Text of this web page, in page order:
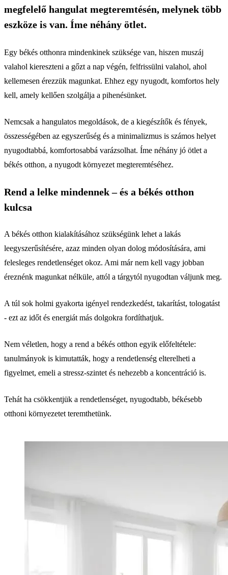
megfelelő hangulat megteremtésén, melynek több
eszköze is van. Íme néhány ötlet.
Egy békés otthonra mindenkinek szüksége van, hiszen muszáj
valahol kiereszteni a gőzt a nap végén, felfrissülni valahol, ahol
kellemesen érezzük magunkat. Ehhez egy nyugodt, komfortos hely
kell, amely kellően szolgálja a pihenésünket.
Nemcsak a hangulatos megoldások, de a kiegészítők és fények,
összességében az egyszerűség és a minimalizmus is számos helyet
nyugodtabbá, komfortosabbá varázsolhat. Íme néhány jó ötlet a
békés otthon, a nyugodt környezet megteremtéséhez.
Rend a lelke mindennek – és a békés otthon
kulcsa
A békés otthon kialakításához szükségünk lehet a lakás
leegyszerűsítésére, azaz minden olyan dolog módosítására, ami
felesleges rendetlenséget okoz. Ami már nem kell vagy jobban
éreznénk magunkat nélküle, attól a tárgytól nyugodtan váljunk meg.
A túl sok holmi gyakorta igényel rendezkedést, takarítást, tologatást
- ezt az időt és energiát más dolgokra fordíthatjuk.
Nem véletlen, hogy a rend a békés otthon egyik előfeltétele:
tanulmányok is kimutatták, hogy a rendetlenség elterelheti a
figyelmet, emeli a stressz-szintet és nehezebb a koncentráció is.
Tehát ha csökkentjük a rendetlenséget, nyugodtabb, békésebb
otthoni környezetet teremthetünk.